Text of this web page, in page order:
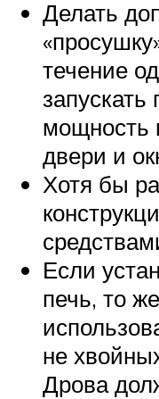
Делать
течение
мощность
двери и
Хотя бы
Если
печь, то
не
Дрова